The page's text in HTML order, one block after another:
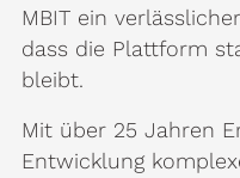
MBIT ein
dass die Plattform
bleibt.
Mit über 25 Jahren
Entwicklung